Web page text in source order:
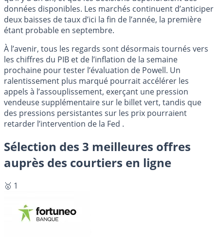
données disponibles. Les marchés continuent d’anticiper
deux baisses de taux d’ici la fin de l’année, la première
étant probable en septembre.
À l’avenir, tous les regards sont désormais tournés vers
les chiffres du PIB et de l’inflation de la semaine
prochaine pour tester l’évaluation de Powell. Un
ralentissement plus marqué pourrait accélérer les
appels à l’assouplissement, exerçant une pression
vendeuse supplémentaire sur le billet vert, tandis que
des pressions persistantes sur les prix pourraient
retarder l’intervention de la Fed .
Sélection des 3 meilleures offres
auprès des courtiers en ligne
🥇 1